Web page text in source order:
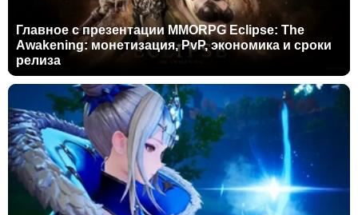
Главное с презентации MMORPG Eclipse: The
Awakening: монетизация, PvP, экономика и сроки
релиза